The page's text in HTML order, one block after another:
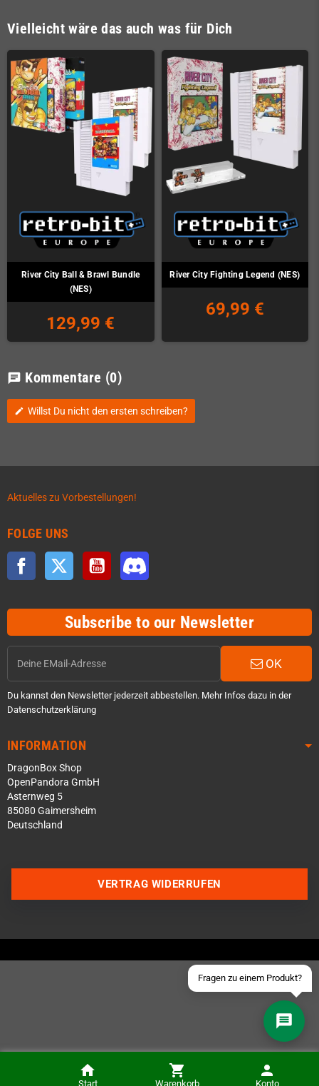
Vielleicht wäre das auch was für Dich
River City Ball & Brawl Bundle
(NES)
129,99 €
River City Fighting Legend (NES)
69,99 €
chat Kommentare (0)
edit Willst Du nicht den ersten schreiben?
River City Basketball (NES)
Aktuelles zu Vorbestellungen!
FOLGE UNS
Facebook Twitter YouTube
Subscribe to our Newsletter
OK
Du kannst den Newsletter jederzeit abbestellen. Mehr Infos dazu in der
Datenschutzerklärung
INFORMATION
DragonBox Shop
OpenPandora GmbH
Asternweg 5
85080 Gaimersheim
Deutschland
Start Warenkorb Konto
Fragen zu einem Produkt?
Schick uns eine eMail
VERTRAG WIDERRUFEN